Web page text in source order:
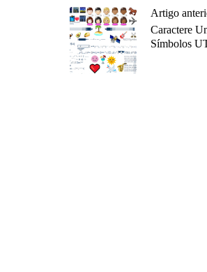
Artigo
Caractere
Símbolos